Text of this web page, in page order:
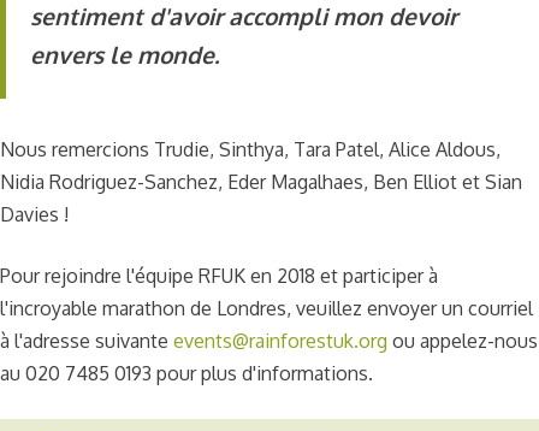
sentiment d'avoir accompli mon devoir
envers le monde.
Nous remercions Trudie, Sinthya, Tara Patel, Alice Aldous,
Nidia Rodriguez-Sanchez, Eder Magalhaes, Ben Elliot et Sian
Davies !
Pour rejoindre l'équipe RFUK en 2018 et participer à
l'incroyable marathon de Londres, veuillez envoyer un courriel
à l'adresse suivante events@rainforestuk.org ou appelez-nous
au 020 7485 0193 pour plus d'informations.